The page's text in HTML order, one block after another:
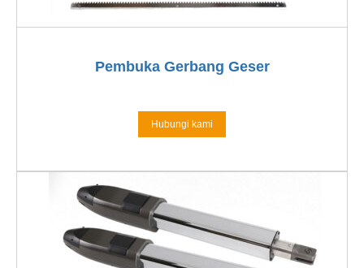
Pembuka Gerbang Geser
Hubungi kami